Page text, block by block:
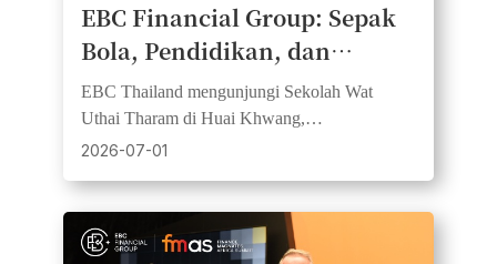
EBC Financial Group: Sepak
Bola, Pendidikan, dan
Semangat Komunitas Bersatu
dalam Hari CSR di Sekolah
Bangkok
EBC Thailand mengunjungi Sekolah Wat
Uthai Tharam di Huai Khwang,
menyumbangkan bola sepak dan perlengkapan
2026-07-01